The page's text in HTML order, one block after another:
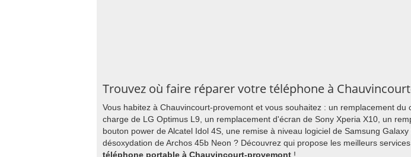
Trouvez où faire réparer votre téléphone à
Vous habitez à Chauvincourt-provemont et vous souhaitez : un remplacement du
charge de LG Optimus L9, un remplacement d'écran de Sony Xperia X10, un
bouton power de Alcatel Idol 4S, une remise à niveau logiciel de Samsung Galaxy
désoxydation de Archos 45b Neon ? Découvrez qui propose les meilleurs
téléphone portable à Chauvincourt-provemont !